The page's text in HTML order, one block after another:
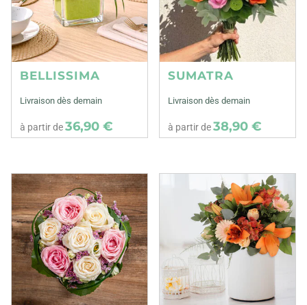
BELLISSIMA
Livraison dès demain
à partir de36,90 €
SUMATRA
Livraison dès demain
à partir de38,90 €